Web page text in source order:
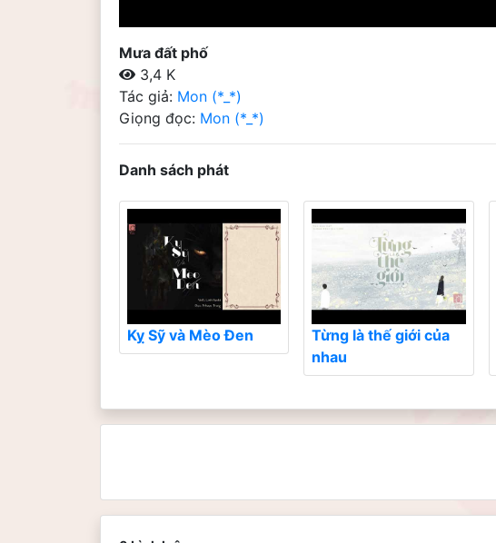
Mưa đất phố
3,4 K
Tác giả: Mon (*_*)
Giọng đọc: Mon (*_*)
Danh sách phát
Kỵ Sỹ và Mèo Đen
Từng là thế giới của
nhau